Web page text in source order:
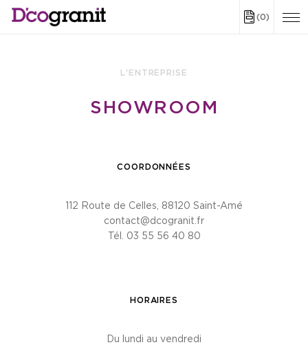
(0)
L'ENTREPRISE
SHOWROOM
COORDONNÉES
112 Route de Celles, 88120 Saint-Amé
contact@dcogranit.fr
Tél. 03 55 56 40 80
HORAIRES
Du lundi au vendredi